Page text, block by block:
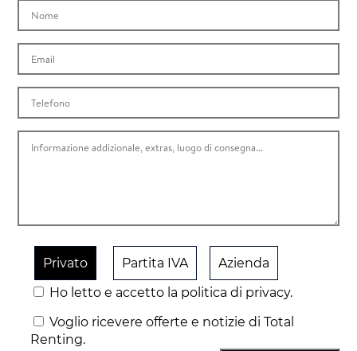
Privato Partita IVA
Azienda
Ho letto e accetto la politica di privacy.
Voglio ricevere offerte e notizie di Total
Renting.